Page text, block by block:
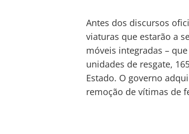
Antes dos discursos
viaturas que estarão a
móveis integradas –
unidades de resgate,
Estado. O governo
remoção de vítimas de